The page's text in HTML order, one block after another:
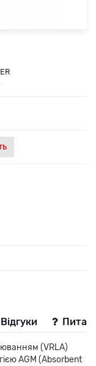
Відгуки
(VRLA)
AGM (Absorbent